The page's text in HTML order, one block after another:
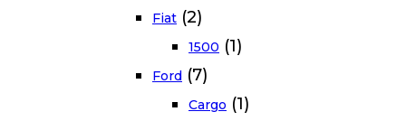
Fiat (2)
1500 (1)
Ford (7)
Cargo (1)